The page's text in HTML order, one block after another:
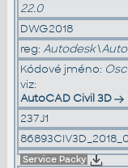
22.0
DWG2018
reg:
Kódové jméno:
viz:
AutoCAD Civil 3D
237J1
Service Packy